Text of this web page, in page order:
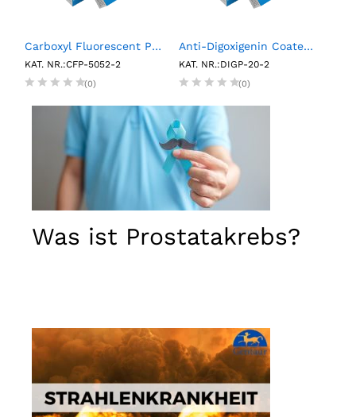
Carboxyl Fluorescent Particles, Yellow, 0.5%w/v, 5.0-5.9µm, 2mL
KAT. NR.:CFP-5052-2
(0)
Anti-Digoxigenin Coated Polystyrene Particles, 2.0- 2.4µm, 0.1%w/v, 2mL
KAT. NR.:DIGP-20-2
(0)
Was ist Prostatakrebs?